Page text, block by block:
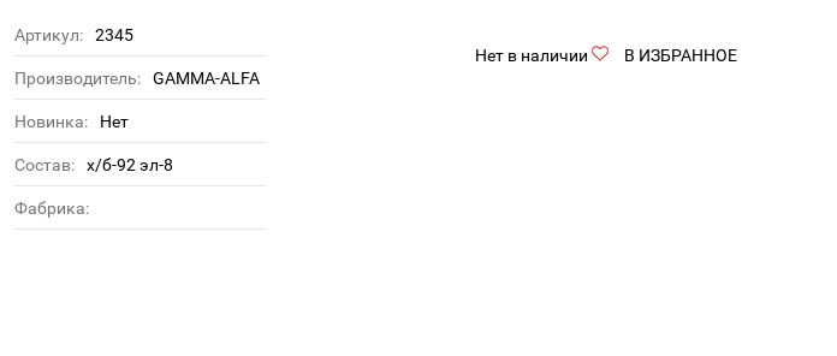
Нет в наличии
В ИЗБРАННОЕ
Артикул: 2345
Производитель: GAMMA-ALFA
Новинка: Нет
Состав: х/б-92 эл-8
Фабрика: